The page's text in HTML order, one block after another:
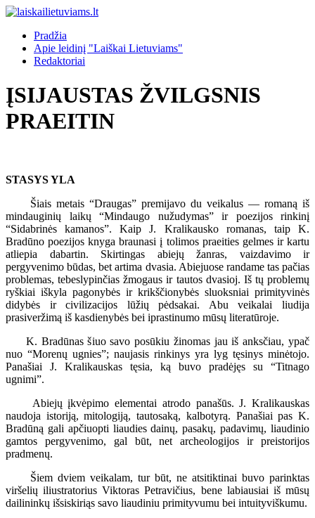
Pradžia
Apie leidinį "Laiškai Lietuviams"
Redaktoriai
ĮSIJAUSTAS ŽVILGSNIS
PRAEITIN
STASYS YLA
Šiais metais “Draugas” premijavo du veikalus — romaną iš
mindauginių laikų “Mindaugo nužudymas” ir poezijos rinkinį
“Sidabrinės kamanos”. Kaip J. Kralikausko romanas, taip K.
Bradūno poezijos knyga braunasi į tolimos praeities gelmes ir kartu
atliepia dabartin. Skirtingas abiejų žanras, vaizdavimo ir
pergyvenimo būdas, bet artima dvasia. Abiejuose randame tas pačias
problemas, tebeslypinčias žmogaus ir tautos dvasioj. Iš tų problemų
ryškiai iškyla pagonybės ir krikščionybės sluoksniai primityvinės
didybės ir civilizacijos lūžių pėdsakai. Abu veikalai liudija
prasiveržimą iš kasdienybės bei iprastinumo mūsų literatūroje.
K. Bradūnas šiuo savo posūkiu žinomas jau iš anksčiau, ypač
nuo “Morenų ugnies”; naujasis rinkinys yra lyg tęsinys minėtojo.
Panašiai J. Kralikauskas tęsia, ką buvo pradėjęs su “Titnago
ugnimi”.
Abiejų įkvėpimo elementai atrodo panašūs. J. Kralikauskas
naudoja istoriją, mitologiją, tautosaką, kalbotyrą. Panašiai pas K.
Bradūną gali apčiuopti liaudies dainų, pasakų, padavimų, liaudinio
gamtos pergyvenimo, gal būt, net archeologijos ir preistorijos
pradmenų.
Šiem dviem veikalam, tur būt, ne atsitiktinai buvo parinktas
viršelių iliustratorius Viktoras Petravičius, bene labiausiai iš mūsų
dailininkų išsiskiriąs savo liaudiniu primityvumu bei intuityviškumu.